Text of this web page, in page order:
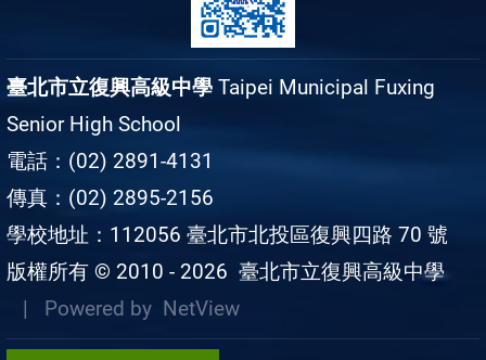
臺北市立復興高級中學 Taipei Municipal Fuxing
Senior High School
電話：(02) 2891-4131
傳真：(02) 2895-2156
學校地址：112056 臺北市北投區復興四路 70 號
版權所有 © 2010 - 2026 臺北市立復興高級中學
| Powered by NetView